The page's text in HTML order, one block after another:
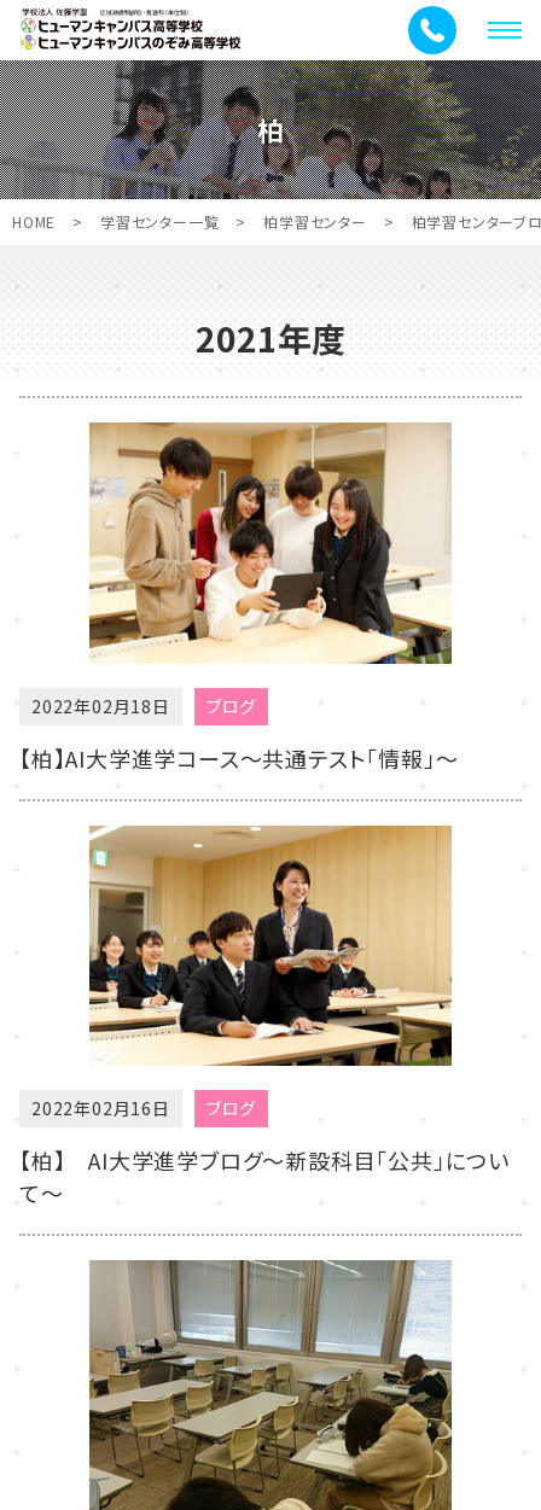
メ
ニ
ュ
ー
柏
HOME > 学習センター一覧 > 柏学習センター > 柏学習センターブ
2021年度
2022年02月18日 ブログ
【柏】AI大学進学コース～共通テスト「情報」～
2022年02月16日 ブログ
【柏】 AI大学進学ブログ～新設科目「公共」につい
て～